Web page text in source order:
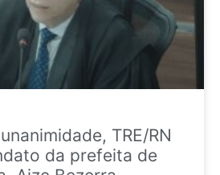
TRE/RN
da prefeita de